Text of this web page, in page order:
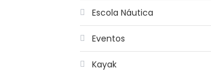
Escola Náutica
Eventos
Kayak